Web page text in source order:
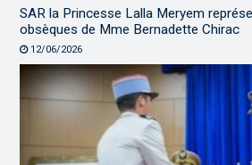
SAR la Princesse Lalla Meryem
obsèques de Mme Bernadette Chirac
12/06/2026